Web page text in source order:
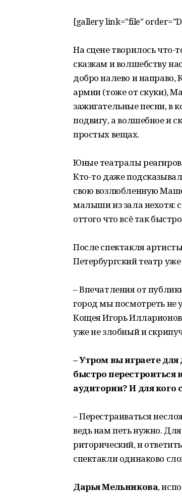
[gallery link="file"
На сцене творилось что-
сказкам и волшебству
добро налево и
армии (тоже от скуки),
зажигательные песни, в
подвигу, а волшебное и
простых вещах.
Юные театралы
Кто-то даже
свою возлюбленную
малыши из зала нехотя:
оттого что всё так
После спектакля
Петербургский театр
– Впечатления от
город мы посмотреть не
Кощея Игорь
уже не злобный и
– Утром вы играете
быстро перестроиться
аудитории? И для кого
– Перестраиваться
ведь нам петь нужно. Для
риторический, и
спектакли одинаково
Дарья Мельникова,